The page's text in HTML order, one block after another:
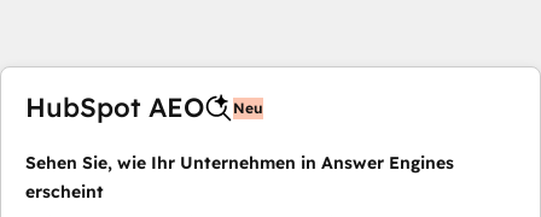
HubSpot AEO Neu
Sehen Sie, wie Ihr Unternehmen in Answer Engines
erscheint